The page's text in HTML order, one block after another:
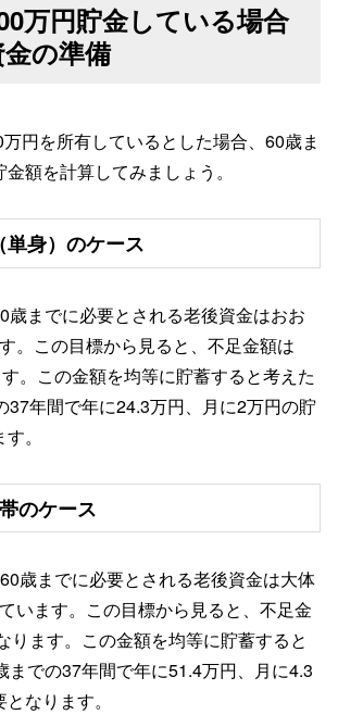
万円貯金している場合
の準備
円を所有しているとした場合、60歳ま
額を計算してみましょう。
身）のケース
歳までに必要とされる老後資金はおお
。この目標から見ると、不足金額は
。この金額を均等に貯蓄すると考えた
37年間で年に24.3万円、月に2万円の貯
。
のケース
歳までに必要とされる老後資金は大体
います。この目標から見ると、不足金
ります。この金額を均等に貯蓄すると
までの37年間で年に51.4万円、月に4.3
なります。